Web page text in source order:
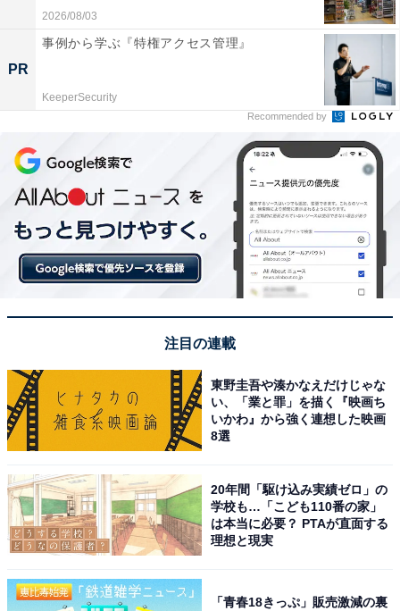
2026/08/03
PR
事例から学ぶ『特権アクセス管理』
KeeperSecurity
Recommended by
注目の連載
東野圭吾や湊かなえだけじゃな
い、「業と罪」を描く『映画ち
いかわ』から強く連想した映画
8選
20年間「駆け込み実績ゼロ」の
学校も…「こども110番の家」
は本当に必要？ PTAが直面する
理想と現実
「青春18きっぷ」販売激減の裏